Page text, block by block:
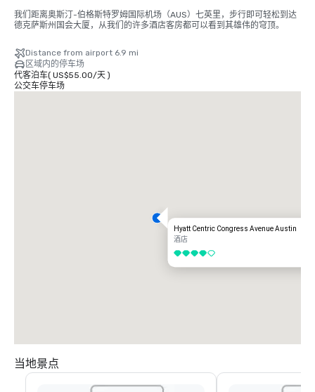
我们距离奥斯汀-伯格斯特罗姆国际机场（AUS）七英里，步行即可轻松到达
德克萨斯州国会大厦，从我们的许多酒店客房都可以看到其雄伟的穹顶。
Distance from airport 6.9 mi
区域内的停车场
代客泊车( US$55.00/天)
公交车停车场
Hyatt Centric Congress Avenue Austin
酒店
4/5
当地景点